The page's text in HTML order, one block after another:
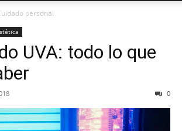
personal
UVA: todo lo que
0